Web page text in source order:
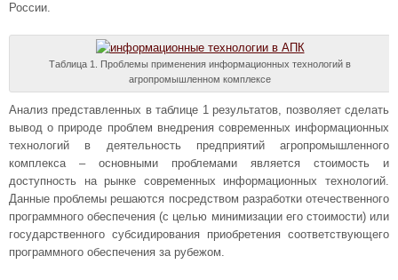
России.
Таблица 1. Проблемы применения информационных технологий в
агропромышленном комплексе
Анализ представленных в таблице 1 результатов, позволяет сделать
вывод о природе проблем внедрения современных информационных
технологий в деятельность предприятий агропромышленного
комплекса – основными проблемами является стоимость и
доступность на рынке современных информационных технологий.
Данные проблемы решаются посредством разработки отечественного
программного обеспечения (с целью минимизации его стоимости) или
государственного субсидирования приобретения соответствующего
программного обеспечения за рубежом.